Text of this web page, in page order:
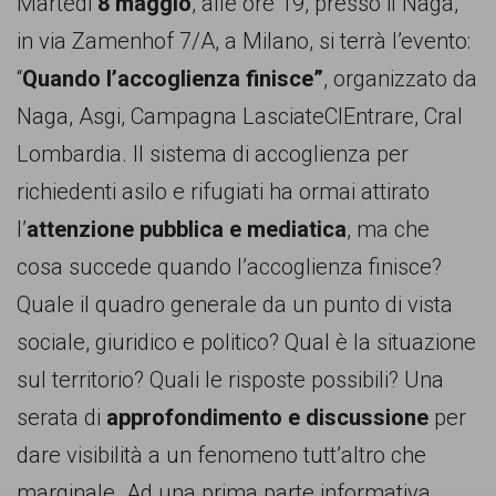
persone,
associazioni
movimenti
che
battono
per
le
pari
opportunità
la
in via Zamenhof 7/A, a Milano, si terrà l’evento:
“Quando l’accoglienza finisce”, organizzato da
Naga, Asgi, Campagna LasciateCIEntrare, Cral
Lombardia. Il sistema di accoglienza per
richiedenti asilo e rifugiati ha ormai attirato
l’attenzione pubblica e mediatica, ma che
cosa succede quando l’accoglienza finisce?
Quale il quadro generale da un punto di vista
sociale, giuridico e politico? Qual è la situazione
sul territorio? Quali le risposte possibili? Una
serata di approfondimento e discussione per
dare visibilità a un fenomeno tutt’altro che